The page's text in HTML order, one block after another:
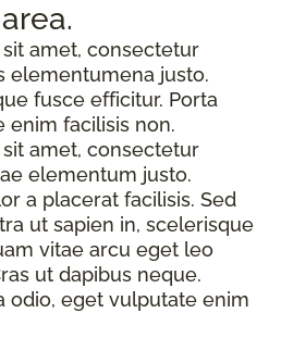
area.
amet, consectetur
elementumena justo.
fusce efficitur. Porta
enim facilisis non.
amet, consectetur
elementum justo.
a placerat facilisis. Sed
ut sapien in, scelerisque
vitae arcu eget leo
ut dapibus neque.
odio, eget vulputate enim